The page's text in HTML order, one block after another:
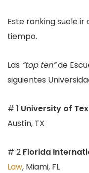
Este ranking suele
tiempo.
Las “top ten”de
siguientes
# 1 University of
Austin, TX
# 2 Florida
Law, Miami, FL